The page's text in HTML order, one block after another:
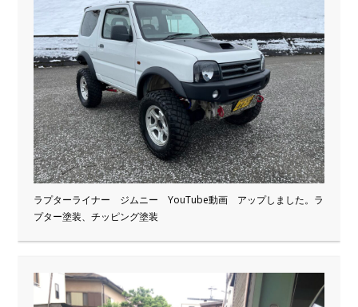
会社紹介
お問い合わせ
ラプターライナー ジムニー YouTube動画 アップしました。ラ
プター塗装、チッピング塗装